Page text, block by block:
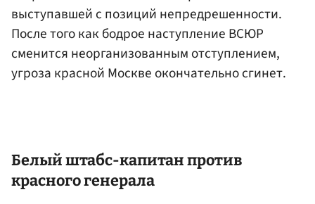
выступавшей с позиций непредрешенности.
После того как бодрое наступление ВСЮР
сменится неорганизованным отступлением,
угроза красной Москве окончательно сгинет.
Белый штабс-капитан против
красного генерала